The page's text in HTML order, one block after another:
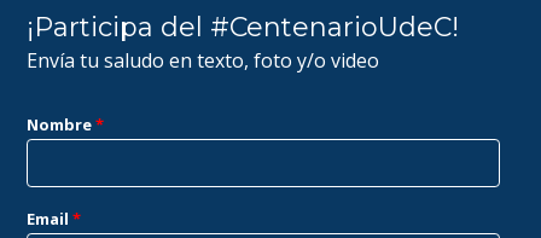
¡Participa del #CentenarioUdeC!
Envía tu saludo en texto, foto y/o video
Nombre*
Email*